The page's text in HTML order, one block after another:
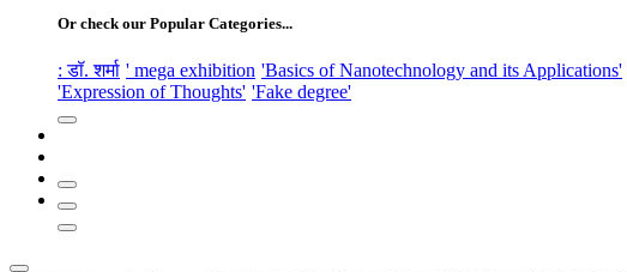
Or check our Popular Categories...
: डॉ. शर्मा ' mega exhibition 'Basics of Nanotechnology and its Applications'
'Expression of Thoughts' 'Fake degree'